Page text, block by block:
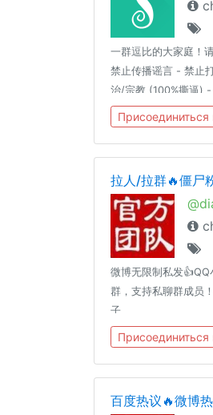
一群逗比的大家庭！
禁止传播谣言 - 禁止
治/宗教 (100%撕逼)
网站 - 禁止讨论色情
请见：https://t.me/
异议的自行退群，不
逗比根据地 更新通知
Присоединиться
微博无限制私发
群，支持私聊群成员
子
Присоединиться